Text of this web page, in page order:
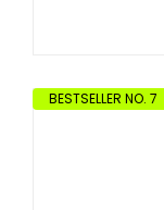
BESTSELLER NO. 7